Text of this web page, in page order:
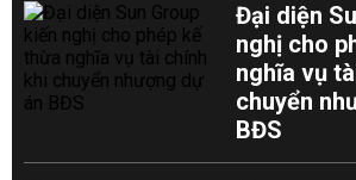
Đại diện
nghị cho
nghĩa vụ
chuyển
BĐS